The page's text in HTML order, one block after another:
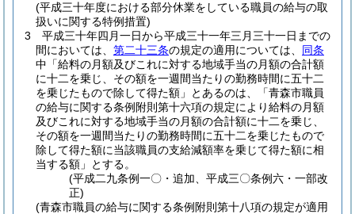
(平成三十年度における部分休業をしている職員の給与の取
扱いに関する特例措置)
3
平成三十年四月一日から平成三十一年三月三十一日までの
間においては、 第二十三条の規定の適用については、 同条
中「給料の月額及びこれに対する地域手当の月額の合計額
に十二を乗じ、その額を一週間当たりの勤務時間に五十二
を乗じたもので除して得た額」とあるのは、「青森市職員
の給与に関する条例附則第十六項の規定により給料の月額
及びこれに対する地域手当の月額の合計額に十二を乗じ、
その額を一週間当たりの勤務時間に五十二を乗じたもので
除して得た額に当該職員の支給減額率を乗じて得た額に相
当する額」とする。
(平成二九条例一〇・追加、平成三〇条例六・一部改
正)
(青森市職員の給与に関する条例附則第十八項の規定が適用